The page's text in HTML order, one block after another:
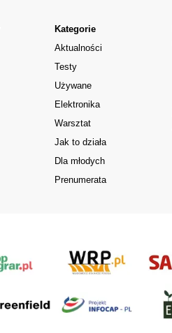
Kategorie
Aktualności
Testy
Używane
Elektronika
Warsztat
Jak to działa
Dla młodych
Prenumerata